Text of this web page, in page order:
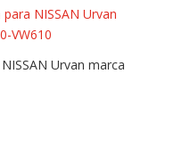
Urvan marca